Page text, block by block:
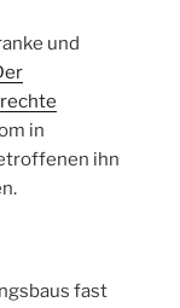
und
in
ihn
fast